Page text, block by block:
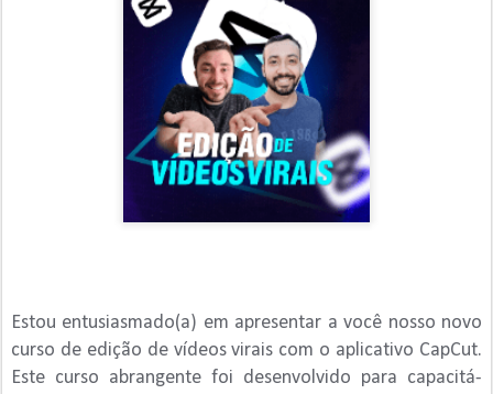
Estou entusiasmado(a) em apresentar a você nosso novo
curso de edição de vídeos virais com o aplicativo CapCut.
Este curso abrangente foi desenvolvido para capacitá-